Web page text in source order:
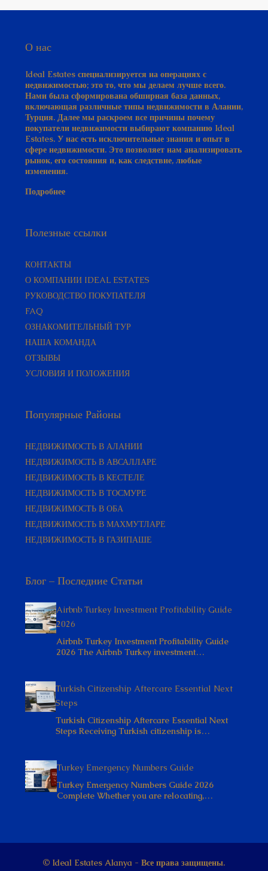
РУКОВОДСТВО ПОКУПАТЕЛЯ
ПОДРОБНЕЕ
О нас
Ideal Estates специализируется на операциях с
недвижимостью; это то, что мы делаем лучше всего.
Нами была сформирована обширная база данных,
включающая различные типы недвижимости в Алании,
Турция. Далее мы раскроем все причины почему
покупатели недвижимости выбирают компанию Ideal
Estates. У нас есть исключительные знания и опыт в
сфере недвижимости. Это позволяет нам анализировать
рынок, его состояния и, как следствие, любые
изменения.
Подробнее
Полезные ссылки
КОНТАКТЫ
О КОМПАНИИ IDEAL ESTATES
РУКОВОДСТВО ПОКУПАТЕЛЯ​
FAQ
ОЗНАКОМИТЕЛЬНЫЙ ТУР
НАША КОМАНДА
ОТЗЫВЫ
УСЛОВИЯ И ПОЛОЖЕНИЯ
Популярные Районы
НЕДВИЖИМОСТЬ В АЛАНИИ
НЕДВИЖИМОСТЬ В АВСАЛЛАРЕ
НЕДВИЖИМОСТЬ В КЕСТЕЛЕ
НЕДВИЖИМОСТЬ В ТОСМУРЕ
НЕДВИЖИМОСТЬ В ОБА
НЕДВИЖИМОСТЬ В МАХМУТЛАРЕ
НЕДВИЖИМОСТЬ В ГАЗИПАШЕ
Блог – Последние Статьи
Airbnb Turkey Investment Profitability Guide
2026
Airbnb Turkey Investment Profitability Guide
2026 The Airbnb Turkey investment…
Turkish Citizenship Aftercare Essential Next
Steps
Turkish Citizenship Aftercare Essential Next
Steps Receiving Turkish citizenship is…
Turkey Emergency Numbers Guide
Turkey Emergency Numbers Guide 2026
Complete Whether you are relocating,…
© Ideal Estates Alanya - Все права защищены.